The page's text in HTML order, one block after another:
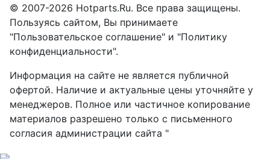
© 2007-2026 Hotparts.Ru. Все права защищены.
Пользуясь сайтом, Вы принимаете
"Пользовательское соглашение" и "Политику
конфиденциальности".
Информация на сайте не является публичной
офертой. Наличие и актуальные цены уточняйте у
менеджеров. Полное или частичное копирование
материалов разрешено только с письменного
согласия администрации сайта "